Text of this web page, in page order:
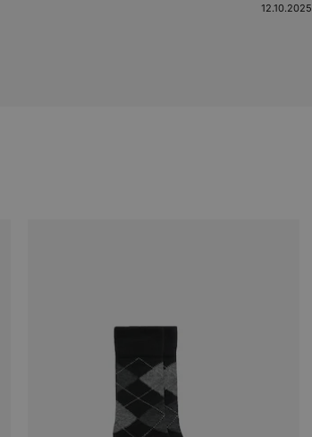
12.10.2025